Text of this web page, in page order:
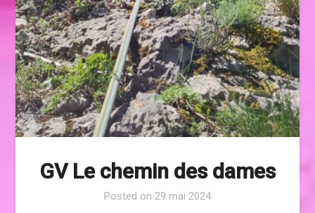
GV Le chemin des dames
Posted on 29 mai 2024